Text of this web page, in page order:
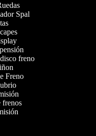
Spal
freno
Freno
frenos